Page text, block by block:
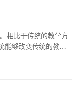
相比于传统的教学方
能够改变传统的教育